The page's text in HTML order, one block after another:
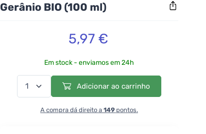
Gerânio BIO (100 ml)
5,97 €
Em stock - enviamos em 24h
Adicionar ao carrinho
A compra dá direito a 149 pontos.